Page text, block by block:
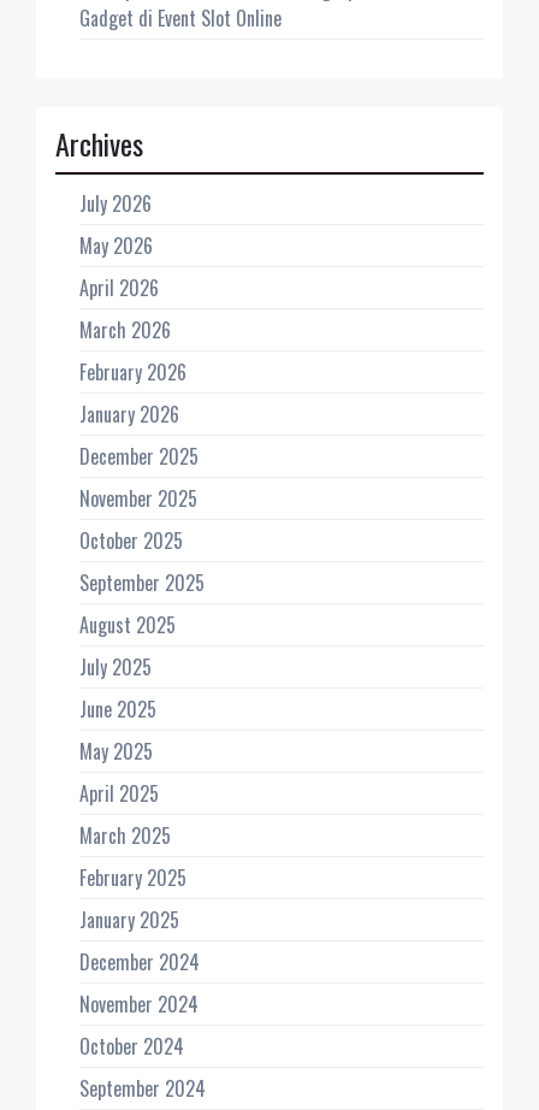
Gadget di Event Slot Online
Archives
July 2026
May 2026
April 2026
March 2026
February 2026
January 2026
December 2025
November 2025
October 2025
September 2025
August 2025
July 2025
June 2025
May 2025
April 2025
March 2025
February 2025
January 2025
December 2024
November 2024
October 2024
September 2024